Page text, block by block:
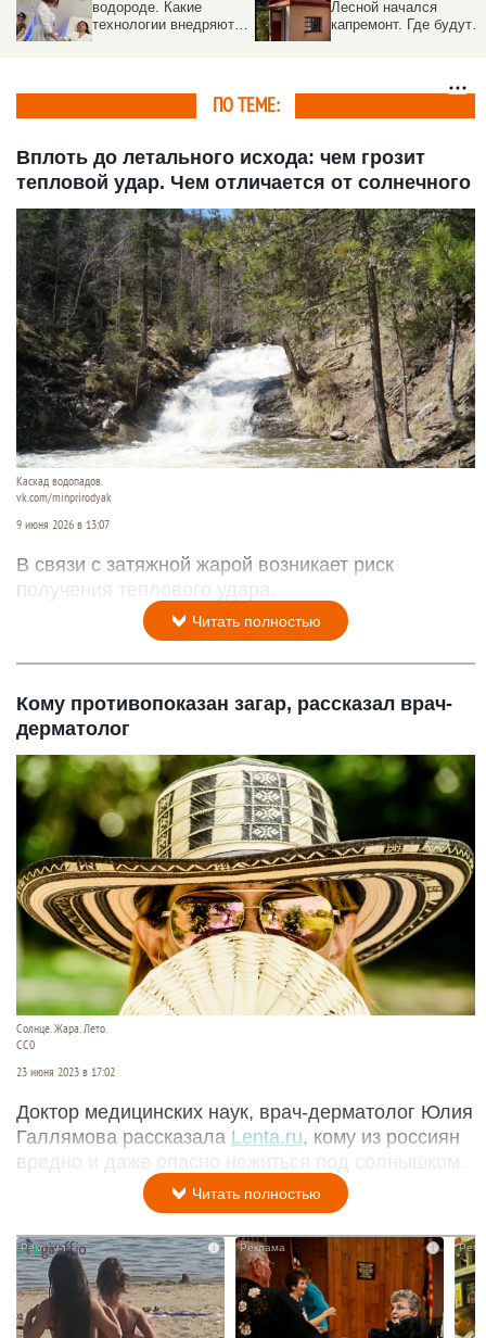
водороде. Какие
технологии внедряют в
Лесной начался
капремонт. Где будут
ПО ТЕМЕ:
Вплоть до летального исхода: чем грозит
тепловой удар. Чем отличается от солнечного
Каскад водопадов.
vk.com/minprirodyak
9 июня 2026 в 13:07
В связи с затяжной жарой возникает риск
получения теплового удара.
Читать полностью
Кому противопоказан загар, рассказал врач-
дерматолог
Солнце. Жара. Лето.
СС0
23 июня 2023 в 17:02
Доктор медицинских наук, врач-дерматолог Юлия
Галлямова рассказала Lenta.ru, кому из россиян
вредно и даже опасно нежиться под солнышком.
Читать полностью
i